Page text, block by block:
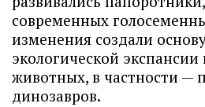
современных
изменения создали
экологической
животных, в частности —
динозавров.